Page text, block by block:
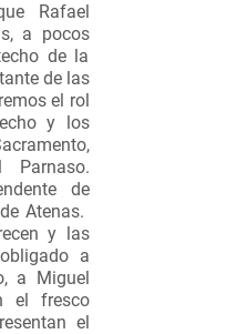
Rafael
a pocos
de la
de las
el rol
y los
de
Atenas.
y las
a
a Miguel
el fresco
el